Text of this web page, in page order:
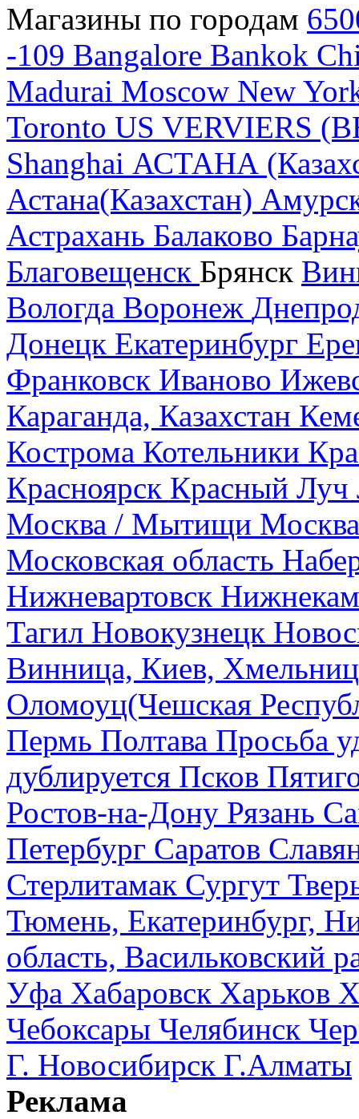
Магазины по городам
-109 Bangalore Bankok
Madurai Moscow New
Toronto US VERVIERS
Shanghai АСТАНА
Астана(Казахстан)
Астрахань Балаково
Благовещенск Брянск
Вологда Воронеж
Донецк Екатеринбург
Франковск Иваново
Караганда, Казахстан
Кострома Котельники
Красноярск Красный Луч
Москва / Мытищи
Московская область
Нижневартовск
Тагил Новокузнецк
Винница, Киев,
Оломоуц(Чешская
Пермь Полтава Просьба
дублируется Псков
Ростов-на-Дону Рязань
Петербург Саратов
Стерлитамак Сургут
Тюмень, Екатеринбург,
область, Васильковский
Уфа Хабаровск Харьков
Чебоксары Челябинск
Г. Новосибирск Г.Алматы
Реклама